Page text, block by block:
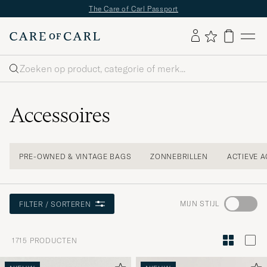
The Care of Carl Passport
Zoeken
Accessoires
PRE-OWNED & VINTAGE BAGS ZONNEBRILLEN ACTIEVE
FILTER / SORTEREN MIJN STIJL Ga
Stijladvies
1715 PRODUCTEN